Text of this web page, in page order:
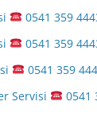
0541 359
0541 359
0541 359
Servisi
0541